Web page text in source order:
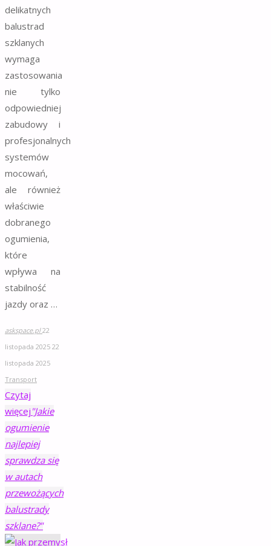
delikatnych
balustrad
szklanych
wymaga
zastosowania
nie tylko
odpowiedniej
zabudowy i
profesjonalnych
systemów
mocowań,
ale również
właściwie
dobranego
ogumienia,
które
wpływa na
stabilność
jazdy oraz …
askspace.pl 22
listopada 2025 22
listopada 2025
Transport
Czytaj
więcej "Jakie
ogumienie
najlepiej
sprawdza się
w autach
przewożących
balustrady
szklane?"